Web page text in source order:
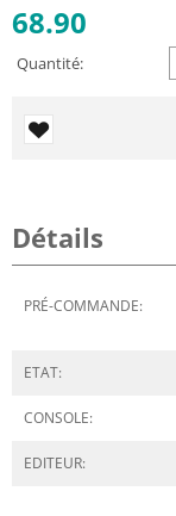
68.90
Quantité:
Détails
PRÉ-COMMANDE:
ETAT:
CONSOLE:
EDITEUR: